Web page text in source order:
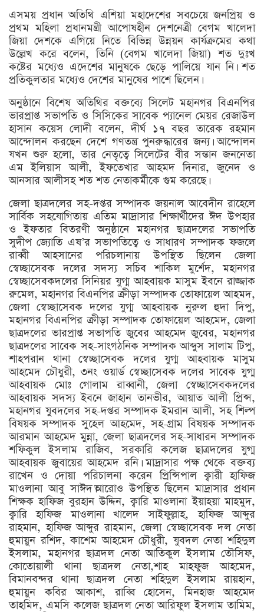
এসময় প্রধান অতিথি এশিয়া মহাদেশের সবচেয়ে জনপ্রিয় ও
প্রথম মহিলা প্রধানমন্ত্রী আপোষহীন দেশনেত্রী বেগম খালেদা
জিয়া দেশকে এগিয়ে নিতে বিভিন্ন উন্নয়ন কার্যক্রমের কথা
উল্লেখ করে বলেন, তিনি (বেগম খালেদা জিয়া) শত দুঃখ
কষ্টের মধ্যেও এদেশের মানুষকে ছেড়ে পালিয়ে যান নি। শত
প্রতিকুলতার মধ্যেও দেশের মানুষের পাশে ছিলেন।
অনুষ্ঠানে বিশেষ অতিথির বক্তব্যে সিলেট মহানগর বিএনপির
ভারপ্রাপ্ত সভাপতি ও সিসিকের সাবেক প্যানেল মেয়র রেজাউল
হাসান কয়েস লোদী বলেন, দীর্ঘ ১৭ বছর তারেক রহমান
আন্দোলন করছেন দেশে গণতন্ত্র পুনরুদ্ধারের জন্য। আন্দোলন
যখন শুরু হলো, তার নেতৃত্বে সিলেটের বীর সন্তান জননেতা
এম ইলিয়াস আলী, ইফতেখার আহমদ দিনার, জুনেদ ও
আনসার আলীসহ শত শত নেতাকর্মীকে গুম করেছে।
জেলা ছাত্রদলের সহ-দপ্তর সম্পাদক জয়নাল আবেদীন রাহেলে
সার্বিক সহযোগিতায় এতিম মাদ্রাসার শিক্ষার্থীদের ঈদ উপহার
ও ইফতার বিতরণী অনুষ্ঠানে মহানগর ছাত্রদলের সভাপতি
সুদীপ জ্যোতি এষ’র সভাপতিত্বে ও সাধারণ সম্পাদক ফজলে
রাব্বী আহসানের পরিচলানায় উপস্থিত ছিলেন জেলা
স্বেচ্ছাসেবক দলের সদস্য সচিব শাকিল মুর্শেদ, মহানগর
স্বেচ্ছাসেবকদলের সিনিয়র যুগ্ম আহবায়ক মাসুম ইবনে রাজ্জাক
রুমেল, মহানগর বিএনপির ক্রীড়া সম্পাদক তোফায়েল আহমদ,
জেলা স্বেচ্ছাসেবক দলের যুগ্ম আহবায়ক নুরুল হুদা দিপু,
মহানগর বিএনপির ক্রীড়া সম্পাদক তোফায়েল আহমেদ, জেলা
ছাত্রদলের ভারপ্রাপ্ত সভাপতি জুবের আহমেদ জুবের, মহানগর
ছাত্রদলের সাবেক সহ-সাংগঠনিক সম্পাদক আব্দুস সালাম টিপু,
শাহপরান থানা স্বেচ্ছাসেবক দলের যুগ্ম আহবায়ক মাসুম
আহমেদ চৌধুরী, ৩নং ওয়ার্ড স্বেচ্ছাসেবক দলের সাবেক যুগ্ম
আহবায়ক মোঃ গোলাম রাব্বানী, জেলা স্বেচ্ছাসেবকদলের
আহবায়ক সদস্য ইবনে জাহান তানভীর, আয়াত আলী প্রিন্স,
মহানগর যুবদলের সহ-দপ্তর সম্পাদক ইমরান আলী, সহ শিল্প
বিষয়ক সম্পাদক সুহেল আহমেদ, সহ-গ্রাম বিষয়ক সম্পাদক
আরমান আহমেদ মুন্না, জেলা ছাত্রদলের সহ-সাধারন সম্পাদক
শফিকুল ইসলাম রাজিব, সরকারি কলেজ ছাত্রদলের যুগ্ম
আহবায়ক জুবায়ের আহমেদ রনি। মাদ্রাসার পক্ষ থেকে বক্তব্য
রাখেন ও দোয়া পরিচালনা করেন প্রিন্সিপাল ক্বারী হাফিজ
মাওলানা আবু সাঈদ।আরোও উপস্থিত ছিলেন মাদ্রাসার প্রধান
শিক্ষক হাফিজ বুরহান উদ্দিন, ক্বারি মাওলানা ইয়াহয়া মাহমুদ,
ক্বারি হাফিজ মাওলানা খালেদ সাইফুল্লাহ, হাফিজ আব্দুর
রাহমান, হাফিজ আব্দুর রাহমান, জেলা স্বেচ্ছাসেবক দল নেতা
হুমায়ুন রশিদ, কাশেম আহমেদ চৌধুরী, যুবদল নেতা শহিদুল
ইসলাম, মহানগর ছাত্রদল নেতা আতিকুল ইসলাম তৌসিফ,
কোতোয়ালী থানা ছাত্রদল নেতা,শাহ মাহফুজ আহমেদ,
বিমানবন্দর থানা ছাত্রদল নেতা শহিদুল ইসলাম রায়হান,
হুমায়ুন কবির আকাশ, রাব্বি হোসেন, মিনহাজ আহমেদ
তাহমিদ, এমসি কলেজ ছাত্রদল নেতা আরিফুল ইসলাম তামিম,